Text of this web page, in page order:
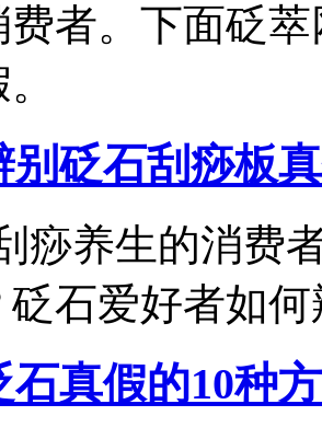
费者。下面砭
别砭石刮痧板
痧养生的消费
砭石爱好者如
石真假的10种